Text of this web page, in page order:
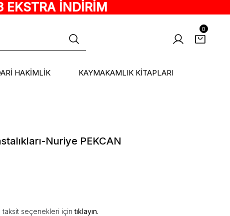
EKSTRA İNDİRİM
0
HAKİMLİK KAYMAKAMLIK KİTAPLARI
Nuriye PEKCAN
taksit seçenekleri içintıklayın.